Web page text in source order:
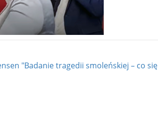
"Badanie tragedii smoleńskiej – co się